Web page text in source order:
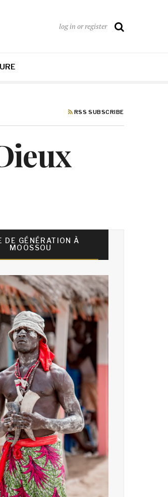
log in or register
RSS SUBSCRIBE
DE GÉNÉRATION À
MOOSSOU